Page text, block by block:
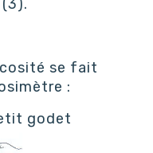
se fait
:
godet